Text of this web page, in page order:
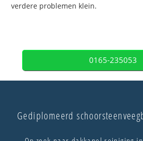
verdere problemen klein.
0165-235053
Gediplomeerd